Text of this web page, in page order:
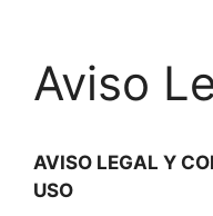
contenido
Aviso
AVISO LEGAL Y
USO